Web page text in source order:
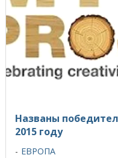
Названы
2015 году
ЕВРОПА